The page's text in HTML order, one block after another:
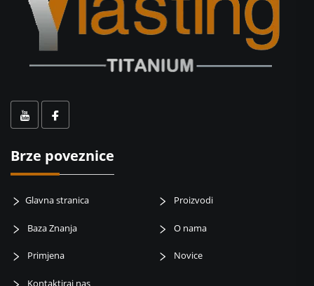
Brze poveznice
Glavna stranica Proizvodi
Baza Znanja O nama
Primjena Novice
Kontaktiraj nas